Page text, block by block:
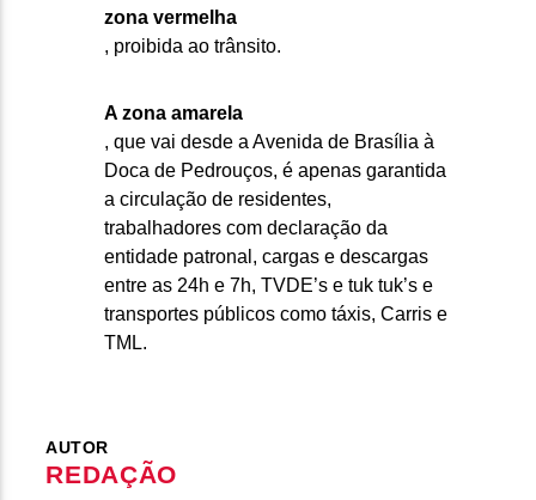
zona vermelha
, proibida ao trânsito.
A zona amarela
, que vai desde a Avenida de Brasília à
Doca de Pedrouços, é apenas garantida
a circulação de residentes,
trabalhadores com declaração da
entidade patronal, cargas e descargas
entre as 24h e 7h, TVDE’s e tuk tuk’s e
transportes públicos como táxis, Carris e
TML.
AUTOR
REDAÇÃO